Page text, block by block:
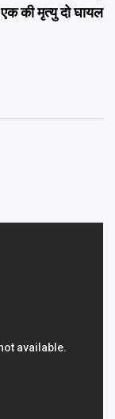
एक की मृत्यु दो घायल